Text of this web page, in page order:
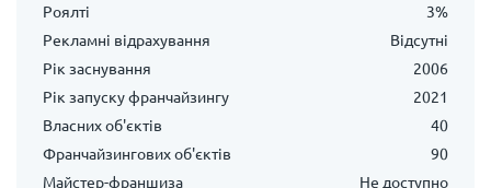
Роялті
3%
Рекламні відрахування
Відсутні
Рік заснування
2006
Рік запуску франчайзингу
2021
Власних об'єктів
40
Франчайзингових об'єктів
90
Майстер-франшиза
Не доступно